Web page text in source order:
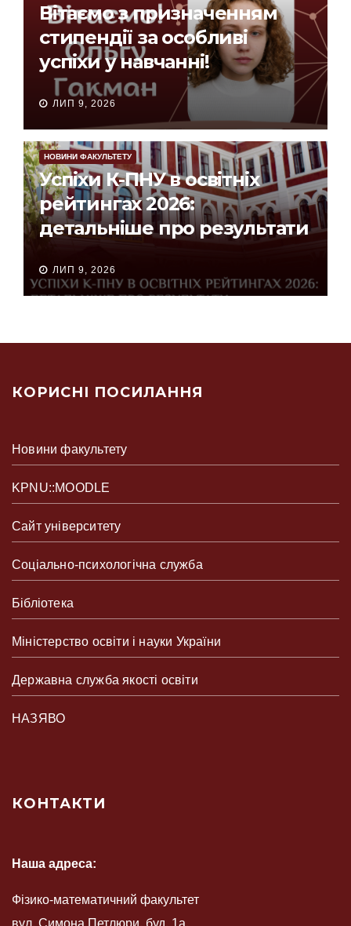
Вітаємо з призначенням
стипендії за особливі
успіхи у навчанні!
ЛИП 9, 2026
НОВИНИ ФАКУЛЬТЕТУ
Успіхи К-ПНУ в освітніх
рейтингах 2026:
детальніше про результати
ЛИП 9, 2026
КОРИСНІ ПОСИЛАННЯ
Новини факультету
KPNU::MOODLE
Сайт університету
Соціально-психологічна служба
Бібліотека
Міністерство освіти і науки України
Державна служба якості освіти
НАЗЯВО
КОНТАКТИ
Наша адреса:
Фізико-математичний факультет
вул. Симона Петлюри, буд. 1а,